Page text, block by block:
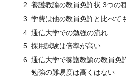
養護教諭の教員免許状 3つの
学費は他の教員免許と比べて
通信大学での勉強の流れ
採用試験は倍率が高い
通信大学で養護教諭の教員
勉強の難易度は高くはない